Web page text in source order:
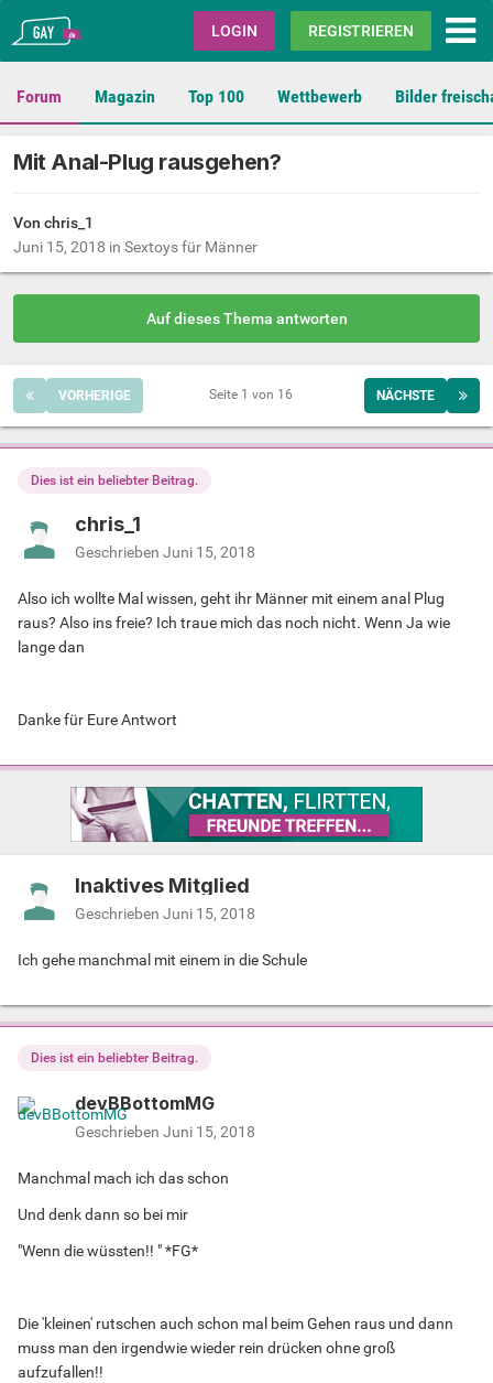
Gay.de LOGIN REGISTRIEREN
Forum Magazin Top 100 Wettbewerb Bilder
Mit Anal-Plug rausgehen?
Von chris_1
Juni 15, 2018 in Sextoys für Männer
Auf dieses Thema antworten
VORHERIGE NÄCHSTE
Seite 1 von 16
Dies ist ein beliebter Beitrag.
chris_1
Geschrieben Juni 15, 2018
Also ich wollte Mal wissen, geht ihr Männer mit einem anal Plug
raus? Also ins freie? Ich traue mich das noch nicht. Wenn Ja wie
lange dan
Danke für Eure Antwort
Inaktives Mitglied
Geschrieben Juni 15, 2018
Ich gehe manchmal mit einem in die Schule
Dies ist ein beliebter Beitrag.
devBBottomMG
Geschrieben Juni 15, 2018
Manchmal mach ich das schon
Und denk dann so bei mir
"Wenn die wüssten!! " *FG*
Die 'kleinen' rutschen auch schon mal beim Gehen raus und dann
muss man den irgendwie wieder rein drücken ohne groß
aufzufallen!!